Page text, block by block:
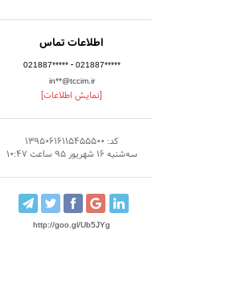
اطلاعات تماس
021887***** - 021887*****
in**@tccim.ir
[نمایش اطلاعات]
کد: 13950616115455500
سه‌شنبه 16 شهریور 95 ساعت 10:47
http://goo.gl/Ub5JYg